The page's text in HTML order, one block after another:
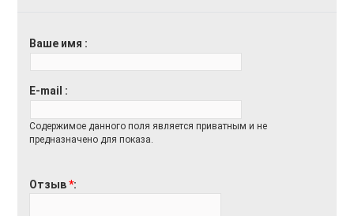
Ваше имя
E-mail
Содержимое данного поля является приватным и не
предназначено для показа.
Отзыв*